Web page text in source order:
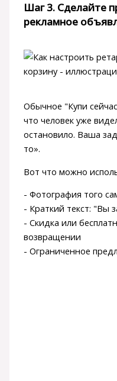
Шаг 3. Сделайте
рекламное
Обычное "Купи
что человек уже
остановило. Ваша
то».
Вот что можно
- Фотография того
- Краткий текст: "Вы
- Скидка или
возвращении
- Ограниченное